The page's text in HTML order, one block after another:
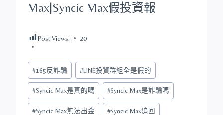
Max|Syncic Max假投資報
Post Views: 20
Post
Tags:
#165反詐騙 #LINE投資群組全是假的
#Syncic Max是真的嗎 #Syncic Max是詐騙嗎
#Syncic Max無法出金 #Syncic Max追回